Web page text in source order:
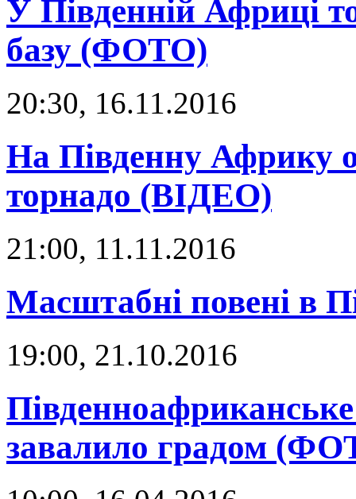
У Південній Африці
базу (ФОТО)
20:30, 16.11.2016
На Південну Африку
торнадо (ВІДЕО)
21:00, 11.11.2016
Масштабні повені в
19:00, 21.10.2016
завалило градом